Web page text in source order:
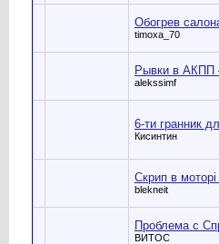
Обогрев
timoxa_70
Рывки в АКПП
alekssimf
6-ти гранник
Кисинтин
Скрип в
blekneit
Проблема с
ВИТОС